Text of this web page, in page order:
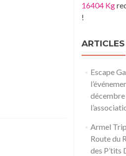
16404 Kg
!
Escape
Armel
Route du
des P’tits